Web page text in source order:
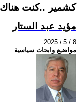
كشمير ..كنت هناك
مؤيد عبد الستار
2025 / 5 / 8
مواضيع وابحاث سياسية